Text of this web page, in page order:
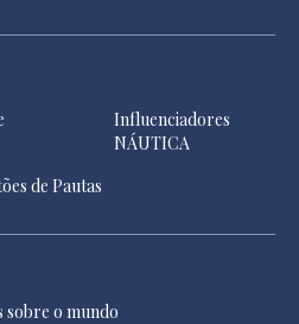
Influenciadores
NÁUTICA
de Pautas
sobre o mundo